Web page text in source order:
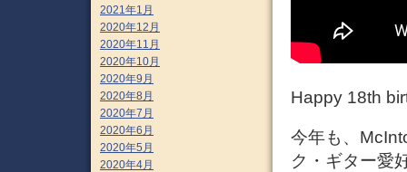
Happy 18th
今年も、
ク・ギター愛
2021年1月
2020年12月
2020年11月
2020年10月
2020年9月
2020年8月
2020年7月
2020年6月
2020年5月
2020年4月